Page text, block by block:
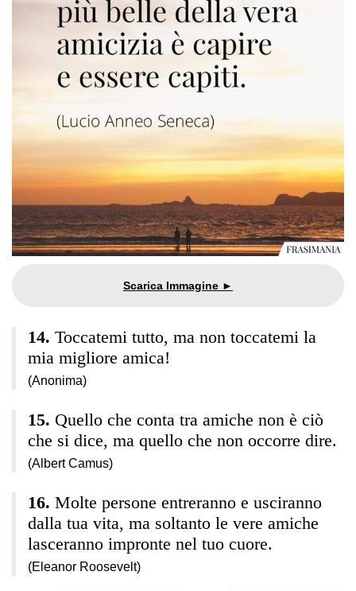
Toccatemi tutto, ma non toccatemi la
mia migliore amica!
(Anonima)
Quello che conta tra amiche non è ciò
che si dice, ma quello che non occorre dire.
(Albert Camus)
Molte persone entreranno e usciranno
dalla tua vita, ma soltanto le vere amiche
lasceranno impronte nel tuo cuore.
(Eleanor Roosevelt)